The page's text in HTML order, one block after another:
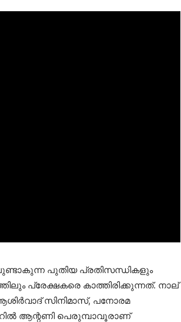
പുതിയ പ്രതിസന്ധികളും
പ്രേക്ഷകരെ കാത്തിരിക്കുന്നത്. നാല്
സിനിമാസ്, പനോരമ
ആന്റണി പെരുമ്പാവൂരാണ്